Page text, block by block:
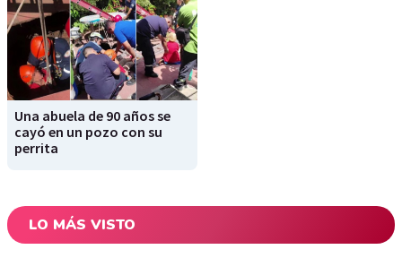
Una abuela de 90 años se
cayó en un pozo con su
perrita
LO MÁS VISTO